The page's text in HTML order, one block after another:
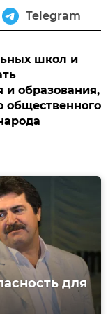
Telegram
школ и
и образования,
общественного
для